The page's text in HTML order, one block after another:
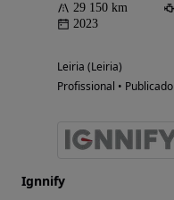
29 150 km
2023
Leiria (Leiria)
Profissional • Publicado
Ignnify